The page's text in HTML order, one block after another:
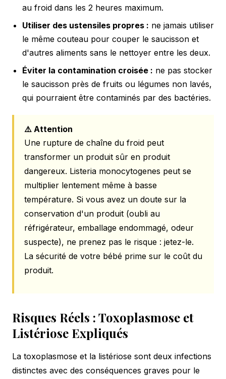
au froid dans les 2 heures maximum.
Utiliser des ustensiles propres : ne jamais utiliser
le même couteau pour couper le saucisson et
d'autres aliments sans le nettoyer entre les deux.
Éviter la contamination croisée : ne pas stocker
le saucisson près de fruits ou légumes non lavés,
qui pourraient être contaminés par des bactéries.
⚠️ Attention
Une rupture de chaîne du froid peut
transformer un produit sûr en produit
dangereux. Listeria monocytogenes peut se
multiplier lentement même à basse
température. Si vous avez un doute sur la
conservation d'un produit (oubli au
réfrigérateur, emballage endommagé, odeur
suspecte), ne prenez pas le risque : jetez-le.
La sécurité de votre bébé prime sur le coût du
produit.
Risques Réels : Toxoplasmose et
Listériose Expliqués
La toxoplasmose et la listériose sont deux infections
distinctes avec des conséquences graves pour le